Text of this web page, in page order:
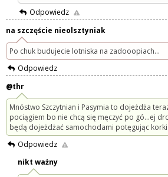
Odpowiedz
na szczęście nieolsztyniak
Po chuk budujecie lotniska na zadooopiach...
Odpowiedz
@thr
Mnóstwo Szczytnian i Pasymia to dojeżdża
pociągiem bo nie chcą się męczyć po gó...ej
będą dojeżdżać samochodami potęgując korki
Odpowiedz
nikt ważny